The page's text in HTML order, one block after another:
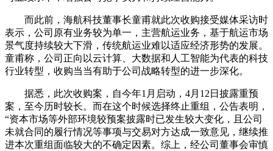
而此前，海航科技董事长童甫就此次收购接受媒体采访时
表示，公司原有业务较为单一，主营航运业务，基于航运市场
景气度持续较大下滑，传统航运业难以适应经济形势的发展。
童甫称，公司正向以云计算、大数据和人工智能为代表的科技
行业转型，收购当当有助于公司战略转型的进一步深化。
据悉，此次收购案，自今年1月启动，4月12日披露重预
案，至今历时较长。而在这个时候选择终止重组，公告表明，
“资本市场等外部环境较预案披露时已发生较大变化，且公司
未就合同的履行情况等事项与交易对方达成一致意见，继续推
进本次重组面临较大的不确定因素。综上，经公司董事会审慎